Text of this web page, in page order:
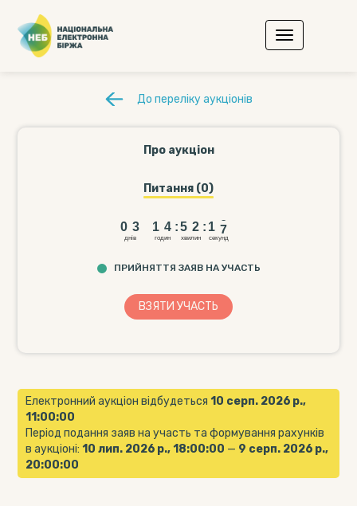
До переліку аукціонів
Про аукціон
Питання (0)
0 3
днiв
1 4
годин
:5 2
хвилин
: 1 6
7
секунд
ПРИЙНЯТТЯ ЗАЯВ НА УЧАСТЬ
ВЗЯТИ УЧАCТЬ
Електронний аукціон відбудеться10 серп. 2026 р.,
11:00:00
Період подання заяв на участь та формування рахунків
в аукціоні:10 лип. 2026 р., 18:00:00 — 9 серп. 2026 р.,
20:00:00